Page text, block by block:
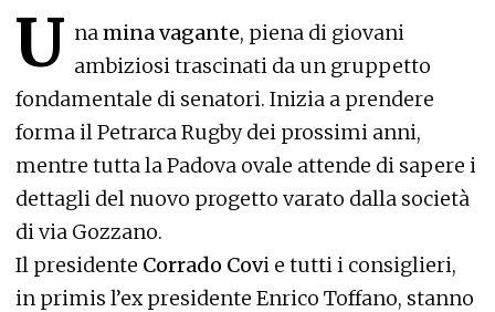
U namina vagante, piena di giovani
ambiziosi trascinati da un gruppetto
fondamentale di senatori. Inizia a prendere
forma il Petrarca Rugby dei prossimi anni,
mentre tutta la Padova ovale attende di sapere i
dettagli del nuovo progetto varato dalla società
di via Gozzano.
Il presidente Corrado Covi e tutti i consiglieri,
in primis l’ex presidente Enrico Toffano, stanno